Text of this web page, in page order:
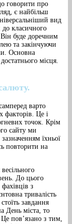
говорити про
є найбільш
вид
класичного
буде доречним
та закінчуючи
Основна
місця.
варто
факторів. Це і
точок. Крім
сайту ми
їхньої
повторити на
До цього
з
тривалість
завдання
День міста, то
пов’язано з тим,